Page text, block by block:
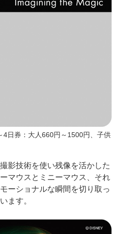
4日券：大人660円～1500円、子供
影技術を使い残像を活かした
マウスとミニーマウス、それ
ーショナルな瞬間を切り取っ
ます。